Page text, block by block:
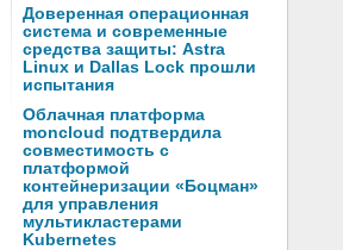
Доверенная операционная
система и современные
средства защиты: Astra
Linux и Dallas Lock прошли
испытания
Облачная платформа
moncloud подтвердила
совместимость с
платформой
контейнеризации «Боцман»
для управления
мультикластерами
Kubernetes